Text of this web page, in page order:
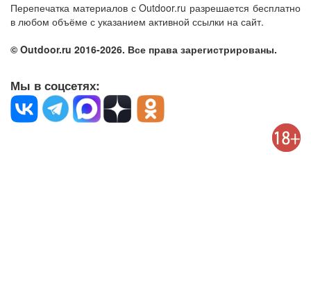
Перепечатка материалов с Outdoor.ru разрешается бесплатно
в любом объёме с указанием активной ссылки на сайт.
© Outdoor.ru 2016-2026. Все права зарегистрированы.
Мы в соцсетях: